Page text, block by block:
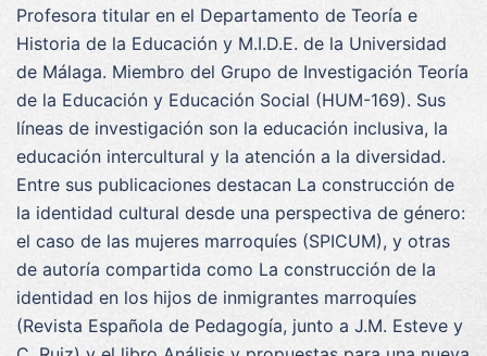
Profesora titular en el Departamento de Teoría e
Historia de la Educación y M.I.D.E. de la Universidad
de Málaga. Miembro del Grupo de Investigación Teoría
de la Educación y Educación Social (HUM-169). Sus
líneas de investigación son la educación inclusiva, la
educación intercultural y la atención a la diversidad.
Entre sus publicaciones destacan La construcción de
la identidad cultural desde una perspectiva de género:
el caso de las mujeres marroquíes (SPICUM), y otras
de autoría compartida como La construcción de la
identidad en los hijos de inmigrantes marroquíes
(Revista Española de Pedagogía, junto a J.M. Esteve y